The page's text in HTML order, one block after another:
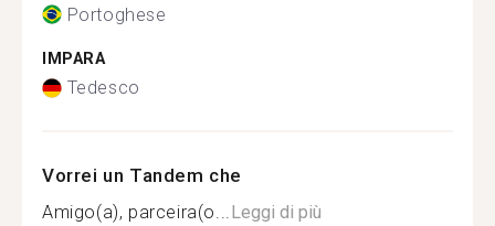
Portoghese
IMPARA
Tedesco
Vorrei un Tandem che
Amigo(a), parceira(o...Leggi di più